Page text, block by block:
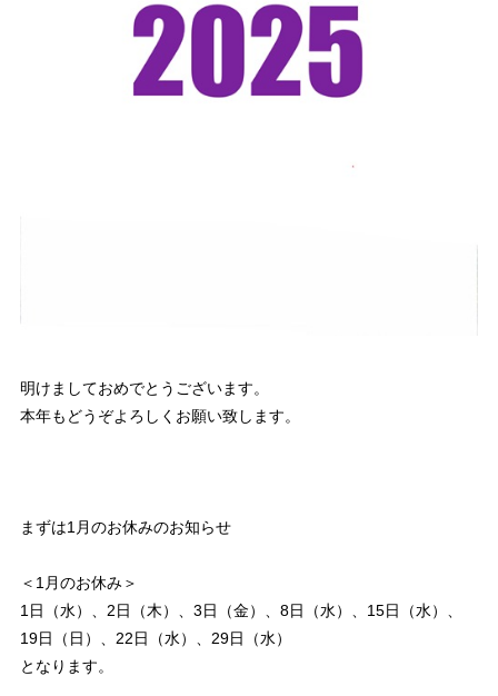
明けましておめでとうございます。
本年もどうぞよろしくお願い致します。
まずは1月のお休みのお知らせ
＜1月のお休み＞
1日（水）、2日（木）、3日（金）、8日（水）、15日（水）、
19日（日）、22日（水）、29日（水）
となります。